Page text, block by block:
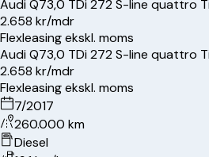
AudiQ73,0 TDi 272 S-line quattro
2.658 kr/mdr
Flexleasing ekskl. moms
AudiQ73,0 TDi 272 S-line quattro
2.658 kr/mdr
Flexleasing ekskl. moms
7/2017
260.000 km
Diesel